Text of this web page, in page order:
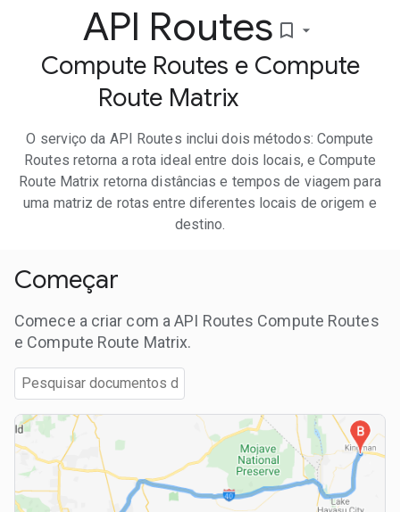
API Routes bookmark_border
Compute Routes e Compute
Route Matrix
O serviço da API Routes inclui dois métodos: Compute
Routes retorna a rota ideal entre dois locais, e Compute
Route Matrix retorna distâncias e tempos de viagem para
uma matriz de rotas entre diferentes locais de origem e
destino.
Começar
Comece a criar com a API Routes Compute Routes
e Compute Route Matrix.